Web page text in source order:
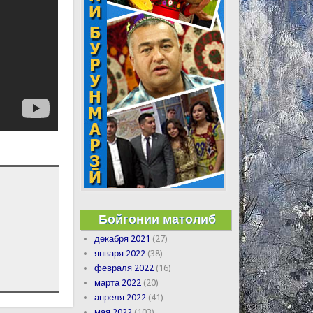
Бойгонии матолиб
декабря 2021 (27)
января 2022 (38)
февраля 2022 (16)
марта 2022 (20)
апреля 2022 (41)